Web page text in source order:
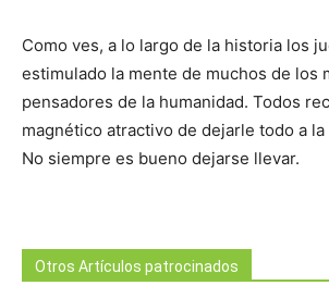
Como ves, a lo largo de la historia los
estimulado la mente de muchos de los
pensadores de la humanidad. Todos
magnético atractivo de dejarle todo a la
No siempre es bueno dejarse llevar.
Otros Artículos patrocinados